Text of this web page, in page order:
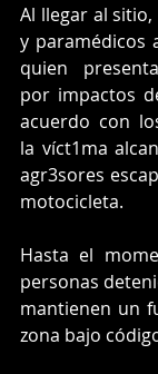
Al llegar al
y paramédicos
quien
por impactos
acuerdo con
la víct1ma
agr3sores
motocicleta.
Hasta el
personas
mantienen un
zona bajo